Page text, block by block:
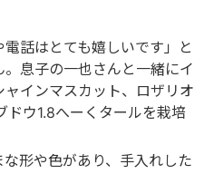
電話はとても嬉しいです」と
息子の一也さんと一緒にイ
インマスカット、ロザリオ
ドウ1.8へーくタールを栽培
形や色があり、手入れした